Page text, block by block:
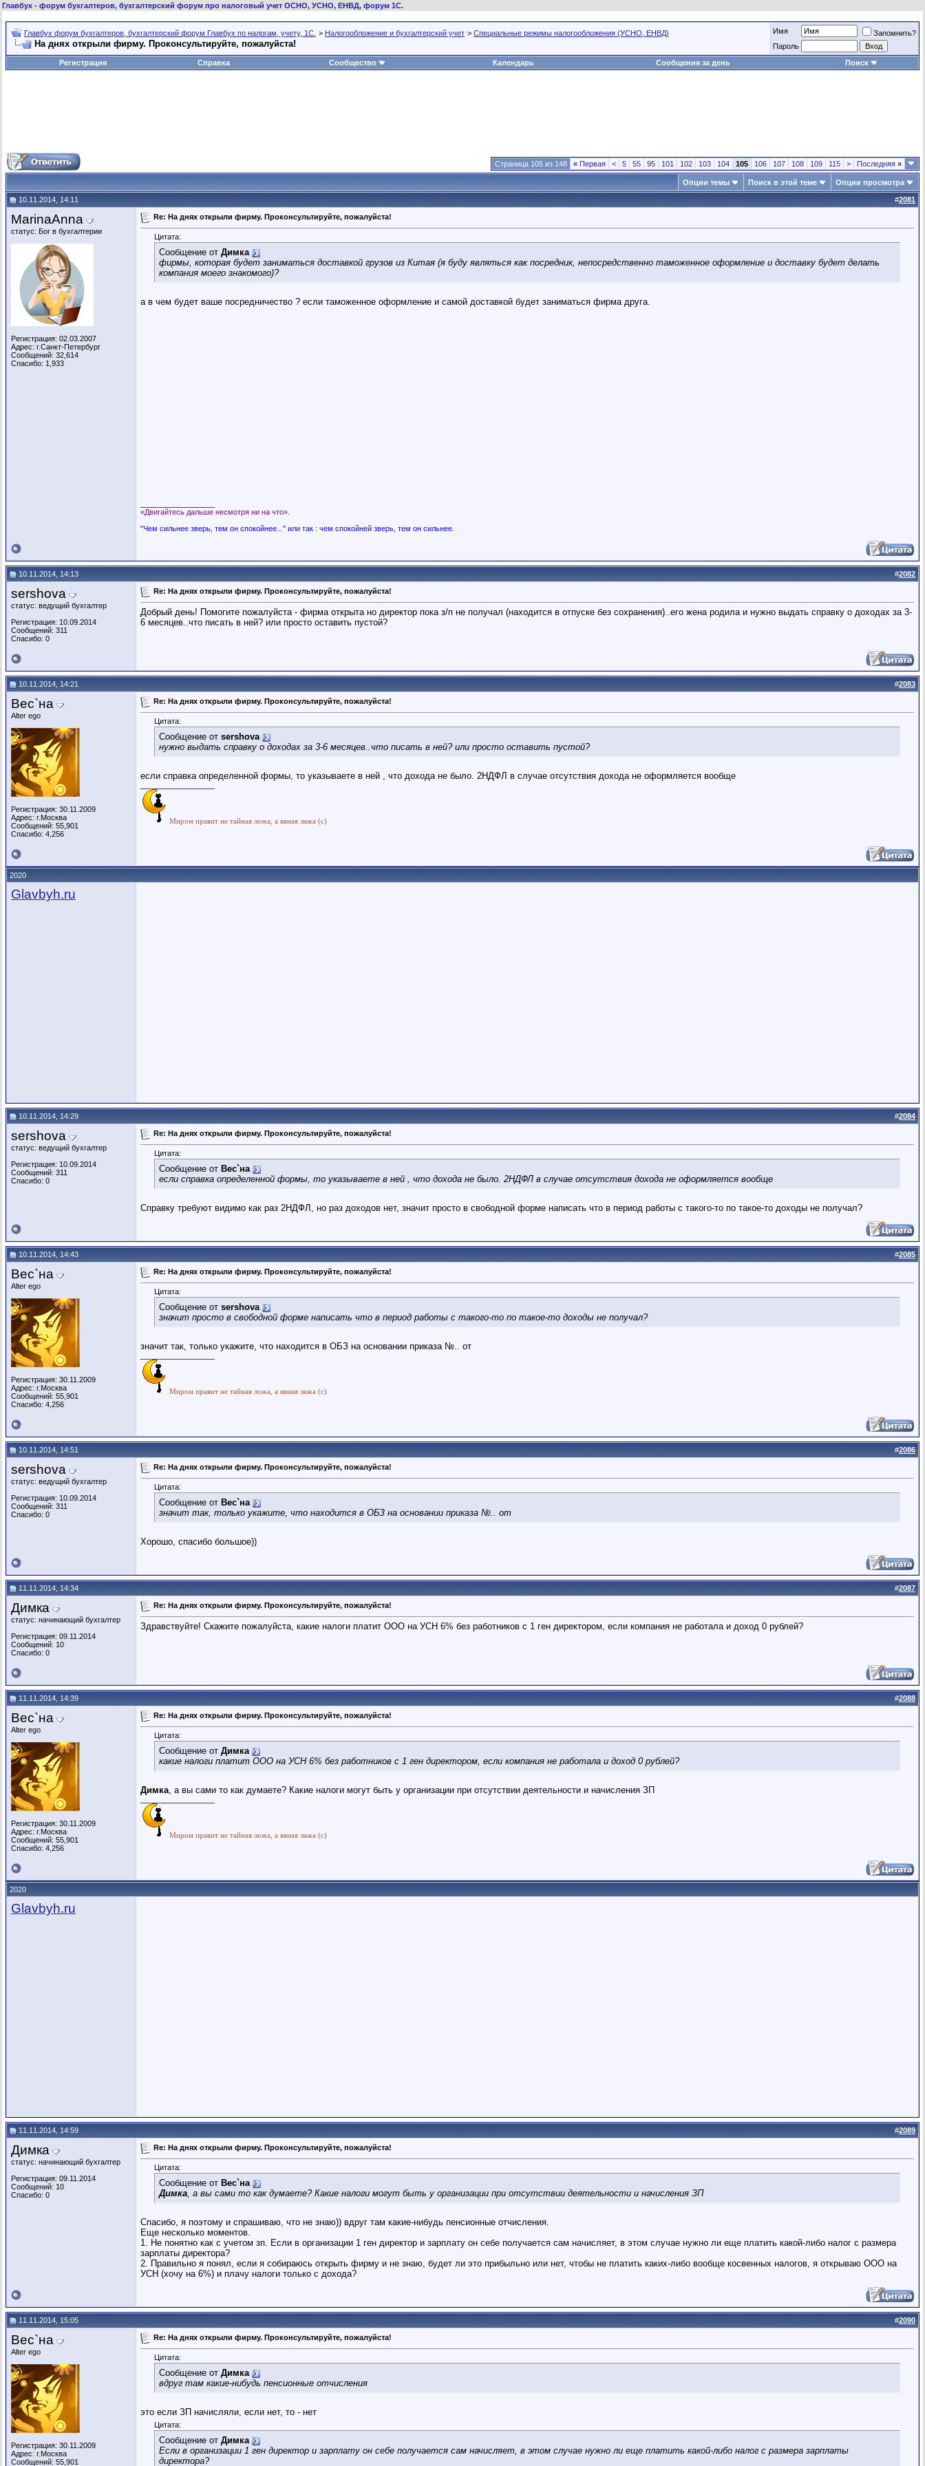
Главбух - форум бухгалтеров, бухгалтерский форум про налоговый учет ОСНО, УСНО, ЕНВД, форум 1С.
Главбух форум бухгалтеров, бухгалтерский форум Главбух по налогам, учету, 1С. > Налогообложение и бухгалтерский учет > Специальные режимы налогообложения (УСНО, ЕНВД)
На днях открыли фирму. Проконсультируйте, пожалуйста!
Имя
Запомнить?
Пароль
Регистрация
Справка Сообщество Календарь Сообщения за день Поиск
Страница 105 из 148 « Первая < 5 55 95 101 102 103 104 105 106 107 108 109 115 > Последняя »
Опции темы Поиск в этой теме Опции просмотра
10.11.2014, 14:11 #2081
MarinaAnna
статус: Бог в бухгалтерии
Регистрация: 02.03.2007
Адрес: г.Санкт-Петербург
Сообщений: 32,614
Спасибо: 1,933
Re: На днях открыли фирму. Проконсультируйте, пожалуйста!
Цитата:
Сообщение от Димка
фирмы, которая будет заниматься доставкой грузов из Китая (я буду являться как посредник, непосредственно таможенное оформление и доставку будет делать
компания моего знакомого)?
а в чем будет ваше посредничество ? если таможенное оформление и самой доставкой будет заниматься фирма друга.
«Двигайтесь дальше несмотря ни на что».
"Чем сильнее зверь, тем он спокойнее..." или так : чем спокойней зверь, тем он сильнее.
10.11.2014, 14:13 #2082
sershova
статус: ведущий бухгалтер
Регистрация: 10.09.2014
Сообщений: 311
Спасибо: 0
Re: На днях открыли фирму. Проконсультируйте, пожалуйста!
Добрый день! Помогите пожалуйста - фирма открыта но директор пока з/п не получал (находится в отпуске без сохранения)..его жена родила и нужно выдать справку о доходах за 3-
6 месяцев..что писать в ней? или просто оставить пустой?
10.11.2014, 14:21 #2083
Вес`на
Alter ego
Регистрация: 30.11.2009
Адрес: г.Москва
Сообщений: 55,901
Спасибо: 4,256
Re: На днях открыли фирму. Проконсультируйте, пожалуйста!
Цитата:
Сообщение от sershova
нужно выдать справку о доходах за 3-6 месяцев..что писать в ней? или просто оставить пустой?
если справка определенной формы, то указываете в ней , что дохода не было. 2НДФЛ в случае отсутствия дохода не оформляется вообще
Миром правит не тайная ложа, а явная лажа (с)
2020
Glavbyh.ru
10.11.2014, 14:29 #2084
sershova
статус: ведущий бухгалтер
Регистрация: 10.09.2014
Сообщений: 311
Спасибо: 0
Re: На днях открыли фирму. Проконсультируйте, пожалуйста!
Цитата:
Сообщение от Вес`на
если справка определенной формы, то указываете в ней , что дохода не было. 2НДФЛ в случае отсутствия дохода не оформляется вообще
Справку требуют видимо как раз 2НДФЛ, но раз доходов нет, значит просто в свободной форме написать что в период работы с такого-то по такое-то доходы не получал?
10.11.2014, 14:43 #2085
Вес`на
Alter ego
Регистрация: 30.11.2009
Адрес: г.Москва
Сообщений: 55,901
Спасибо: 4,256
Re: На днях открыли фирму. Проконсультируйте, пожалуйста!
Цитата:
Сообщение от sershova
значит просто в свободной форме написать что в период работы с такого-то по такое-то доходы не получал?
значит так, только укажите, что находится в ОБЗ на основании приказа №.. от
Миром правит не тайная ложа, а явная лажа (с)
10.11.2014, 14:51 #2086
sershova
статус: ведущий бухгалтер
Регистрация: 10.09.2014
Сообщений: 311
Спасибо: 0
Re: На днях открыли фирму. Проконсультируйте, пожалуйста!
Цитата:
Сообщение от Вес`на
значит так, только укажите, что находится в ОБЗ на основании приказа №.. от
Хорошо, спасибо большое))
11.11.2014, 14:34 #2087
Димка
статус: начинающий бухгалтер
Регистрация: 09.11.2014
Сообщений: 10
Спасибо: 0
Re: На днях открыли фирму. Проконсультируйте, пожалуйста!
Здравствуйте! Скажите пожалуйста, какие налоги платит ООО на УСН 6% без работников с 1 ген директором, если компания не работала и доход 0 рублей?
11.11.2014, 14:39 #2088
Вес`на
Alter ego
Регистрация: 30.11.2009
Адрес: г.Москва
Сообщений: 55,901
Спасибо: 4,256
Re: На днях открыли фирму. Проконсультируйте, пожалуйста!
Цитата:
Сообщение от Димка
какие налоги платит ООО на УСН 6% без работников с 1 ген директором, если компания не работала и доход 0 рублей?
Димка, а вы сами то как думаете? Какие налоги могут быть у организации при отсутствии деятельности и начисления ЗП
Миром правит не тайная ложа, а явная лажа (с)
2020
Glavbyh.ru
11.11.2014, 14:59 #2089
Димка
статус: начинающий бухгалтер
Регистрация: 09.11.2014
Сообщений: 10
Спасибо: 0
Re: На днях открыли фирму. Проконсультируйте, пожалуйста!
Цитата:
Сообщение от Вес`на
Димка, а вы сами то как думаете? Какие налоги могут быть у организации при отсутствии деятельности и начисления ЗП
Спасибо, я поэтому и спрашиваю, что не знаю)) вдруг там какие-нибудь пенсионные отчисления.
Еще несколько моментов.
1. Не понятно как с учетом зп. Если в организации 1 ген директор и зарплату он себе получается сам начисляет, в этом случае нужно ли еще платить какой-либо налог с размера
зарплаты директора?
2. Правильно я понял, если я собираюсь открыть фирму и не знаю, будет ли это прибыльно или нет, чтобы не платить каких-либо вообще косвенных налогов, я открываю ООО на
УСН (хочу на 6%) и плачу налоги только с дохода?
11.11.2014, 15:05 #2090
Вес`на
Alter ego
Регистрация: 30.11.2009
Адрес: г.Москва
Сообщений: 55,901
Re: На днях открыли фирму. Проконсультируйте, пожалуйста!
Цитата:
Сообщение от Димка
вдруг там какие-нибудь пенсионные отчисления
это если ЗП начисляли, если нет, то - нет
Цитата:
Сообщение от Димка
Если в организации 1 ген директор и зарплату он себе получается сам начисляет, в этом случае нужно ли еще платить какой-либо налог с размера зарплаты
директора?